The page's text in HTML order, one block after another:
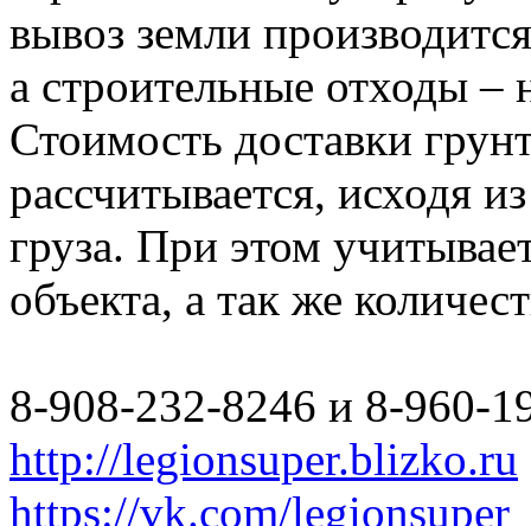
вывоз земли
а строительные отходы –
Стоимость доставки
рассчитывается, исходя
груза. При этом
объекта, а так же
8-908-232-8246 и 8-960-
http://legionsuper.blizko.ru
https://vk.com/legionsuper